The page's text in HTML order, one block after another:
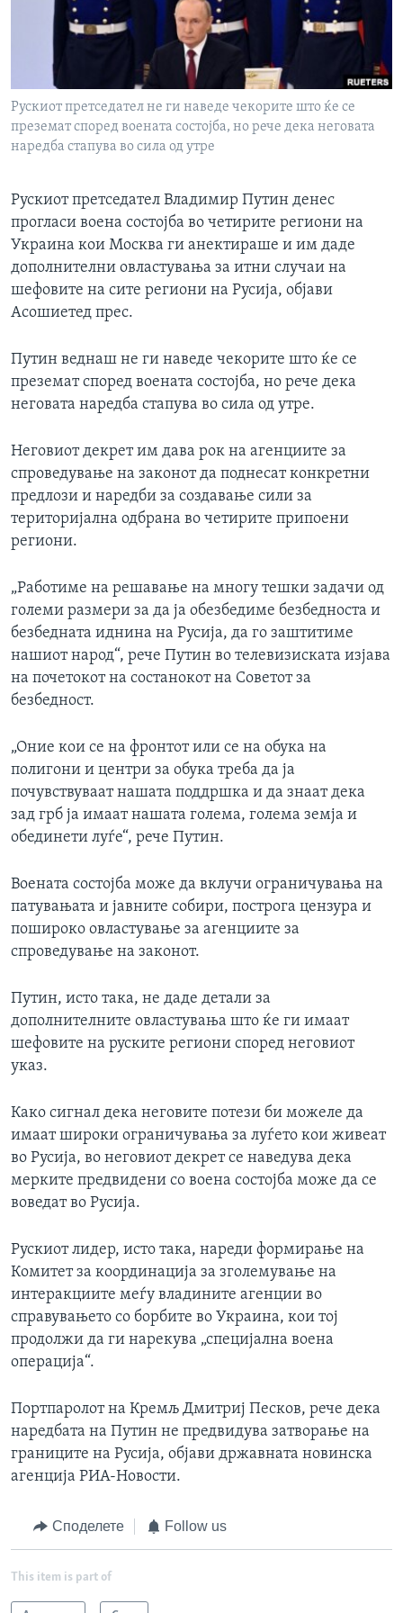
ИНТЕРВЈУА
Јазици
Рускиот претседател не ги наведе чекорите што ќе се
преземат според воената состојба, но рече дека неговата
наредба стапува во сила од утре
Рускиот претседател Владимир Путин денес
прогласи воена состојба во четирите региони на
Украина кои Москва ги анектираше и им даде
дополнителни овластувања за итни случаи на
шефовите на сите региони на Русија, објави
Асошиетед прес.
Путин веднаш не ги наведе чекорите што ќе се
преземат според воената состојба, но рече дека
неговата наредба стапува во сила од утре.
Неговиот декрет им дава рок на агенциите за
спроведување на законот да поднесат конкретни
предлози и наредби за создавање сили за
територијална одбрана во четирите припоени
региони.
„Работиме на решавање на многу тешки задачи од
големи размери за да ја обезбедиме безбедноста и
безбедната иднина на Русија, да го заштитиме
нашиот народ“, рече Путин во телевизиската изјава
на почетокот на состанокот на Советот за
безбедност.
„Оние кои се на фронтот или се на обука на
полигони и центри за обука треба да ја
почувствуваат нашата поддршка и да знаат дека
зад грб ја имаат нашата голема, голема земја и
обединети луѓе“, рече Путин.
Воената состојба може да вклучи ограничувања на
патувањата и јавните собири, построга цензура и
пошироко овластување за агенциите за
спроведување на законот.
Путин, исто така, не даде детали за
дополнителните овластувања што ќе ги имаат
шефовите на руските региони според неговиот
указ.
Како сигнал дека неговите потези би можеле да
имаат широки ограничувања за луѓето кои живеат
во Русија, во неговиот декрет се наведува дека
мерките предвидени со воена состојба може да се
воведат во Русија.
Рускиот лидер, исто така, нареди формирање на
Комитет за координација за зголемување на
интеракциите меѓу владините агенции во
справувањето со борбите во Украина, кои тој
продолжи да ги нарекува „специјална воена
операција“.
Портпаролот на Кремљ Дмитриј Песков, рече дека
наредбата на Путин не предвидува затворање на
границите на Русија, објави државната новинска
агенција РИА-Новости.
Споделете Follow us
This item is part of